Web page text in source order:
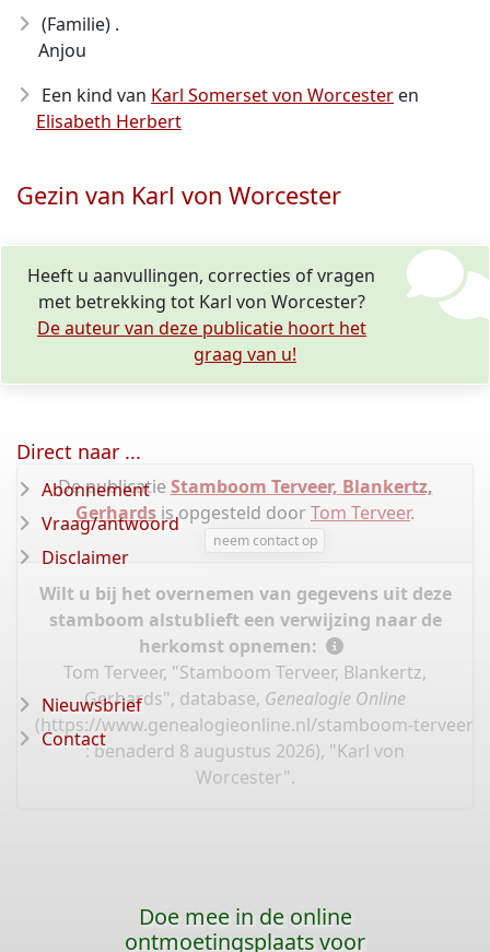
(Familie) .
Anjou
Een kind van Karl Somerset von Worcester en
Elisabeth Herbert
Gezin van Karl von Worcester
Heeft u aanvullingen, correcties of vragen
met betrekking tot Karl von Worcester?
De auteur van deze publicatie hoort het
graag van u!
De publicatie Stamboom Terveer, Blankertz,
Gerhards is opgesteld doorTom Terveer.
neem contact op
Wilt u bij het overnemen van gegevens uit deze
stamboom alstublieft een verwijzing naar de
herkomst opnemen:
Tom Terveer, "Stamboom Terveer, Blankertz,
Gerhards", database, Genealogie Online
(https://www.genealogieonline.nl/stamboom-terveer-
: benaderd 8 augustus 2026), "Karl von
Worcester".
Direct naar ...
Abonnement
Vraag/antwoord
Disclaimer
Nieuwsbrief
Contact
Doe mee in de online
ontmoetingsplaats voor